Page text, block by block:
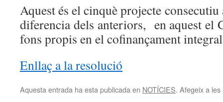
Aquest és el cinquè projecte
diferencia dels anteriors, en aquest el
fons propis en el cofinançament
Enllaç a la resolució
Aquesta entrada ha esta publicada en NOTÍCIES. Afegeix a